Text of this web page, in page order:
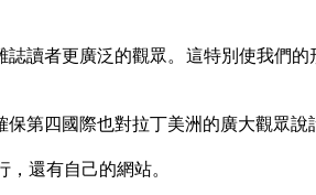
讀者更廣泛的觀眾。這特別使我們
保第四國際也對拉丁美洲的廣大觀眾
還有自己的網站。